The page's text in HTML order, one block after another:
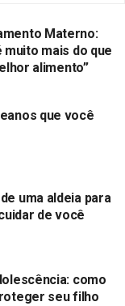
Materno:
muito mais do que
alimento”
que você
uma aldeia para
de você
como
seu filho